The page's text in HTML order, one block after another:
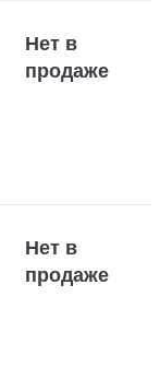
Нет в
продаже
Нет в
продаже